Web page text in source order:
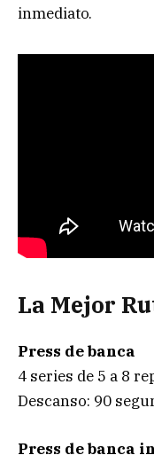
inmediato.
La Mejor
Press de banca
4 series de 5 a 8
Descanso: 90
Press de banca